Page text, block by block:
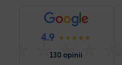
4.9
130 opinii